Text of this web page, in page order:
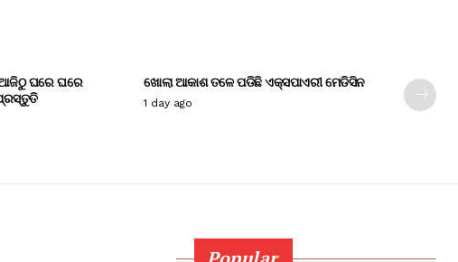
ଘରେ ଘରେ
ଖୋଲା ଆକାଶ ତଳେ ପଡିଛି ଏକ୍ସପାଏରୀ ମେଡିସିନ
1 day ago